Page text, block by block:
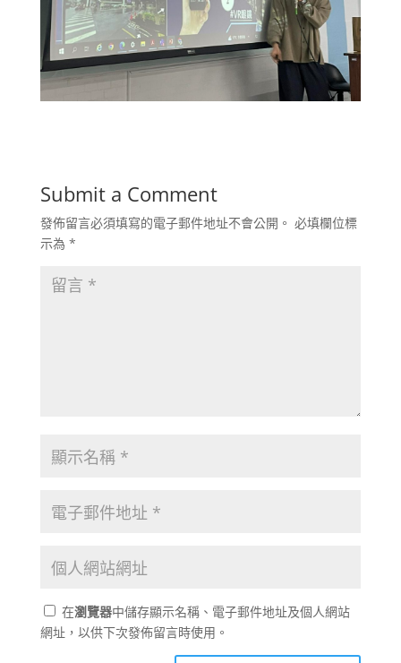
Submit a Comment
發佈留言必須填寫的電子郵件地址不會公開。 必填欄位標
示為 *
在瀏覽器中儲存顯示名稱、電子郵件地址及個人網站
網址，以供下次發佈留言時使用。